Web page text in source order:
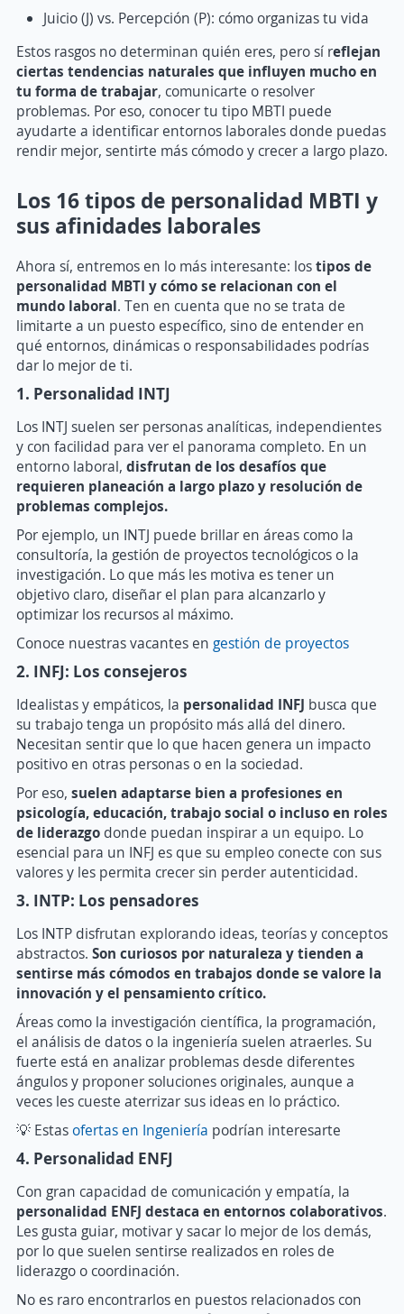
Juicio (J) vs. Percepción (P): cómo organizas tu vida
Estos rasgos no determinan quién eres, pero sí reflejan
ciertas tendencias naturales que influyen mucho en
tu forma de trabajar, comunicarte o resolver
problemas. Por eso, conocer tu tipo MBTI puede
ayudarte a identificar entornos laborales donde puedas
rendir mejor, sentirte más cómodo y crecer a largo plazo.
Los 16 tipos de personalidad MBTI y
sus afinidades laborales
Ahora sí, entremos en lo más interesante: lostipos de
personalidad MBTI y cómo se relacionan con el
mundo laboral. Ten en cuenta que no se trata de
limitarte a un puesto específico, sino de entender en
qué entornos, dinámicas o responsabilidades podrías
dar lo mejor de ti.
1. Personalidad INTJ
Los INTJ suelen ser personas analíticas, independientes
y con facilidad para ver el panorama completo. En un
entorno laboral, disfrutan de los desafíos que
requieren planeación a largo plazo y resolución de
problemas complejos.
Por ejemplo, un INTJ puede brillar en áreas como la
consultoría, la gestión de proyectos tecnológicos o la
investigación. Lo que más les motiva es tener un
objetivo claro, diseñar el plan para alcanzarlo y
optimizar los recursos al máximo.
Conoce nuestras vacantes en gestión de proyectos
2. INFJ: Los consejeros
Idealistas y empáticos, la personalidad INFJ busca que
su trabajo tenga un propósito más allá del dinero.
Necesitan sentir que lo que hacen genera un impacto
positivo en otras personas o en la sociedad.
Por eso, suelen adaptarse bien a profesiones en
psicología, educación, trabajo social o incluso en roles
de liderazgo donde puedan inspirar a un equipo. Lo
esencial para un INFJ es que su empleo conecte con sus
valores y les permita crecer sin perder autenticidad.
3. INTP: Los pensadores
Los INTP disfrutan explorando ideas, teorías y conceptos
abstractos. Son curiosos por naturaleza y tienden a
sentirse más cómodos en trabajos donde se valore la
innovación y el pensamiento crítico.
Áreas como la investigación científica, la programación,
el análisis de datos o la ingeniería suelen atraerles. Su
fuerte está en analizar problemas desde diferentes
ángulos y proponer soluciones originales, aunque a
veces les cueste aterrizar sus ideas en lo práctico.
💡 Estasofertas en Ingeniería podrían interesarte
4. Personalidad ENFJ
Con gran capacidad de comunicación y empatía, la
personalidad ENFJ destaca en entornos colaborativos.
Les gusta guiar, motivar y sacar lo mejor de los demás,
por lo que suelen sentirse realizados en roles de
liderazgo o coordinación.
No es raro encontrarlos en puestos relacionados con